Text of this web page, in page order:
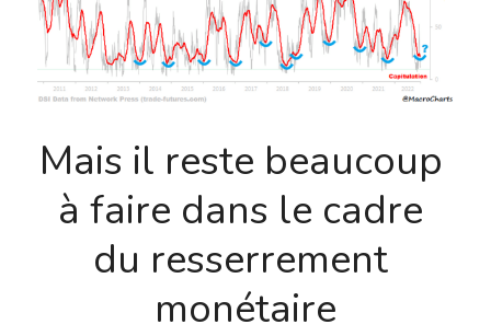
Mais il reste beaucoup
à faire dans le cadre
du resserrement
monétaire